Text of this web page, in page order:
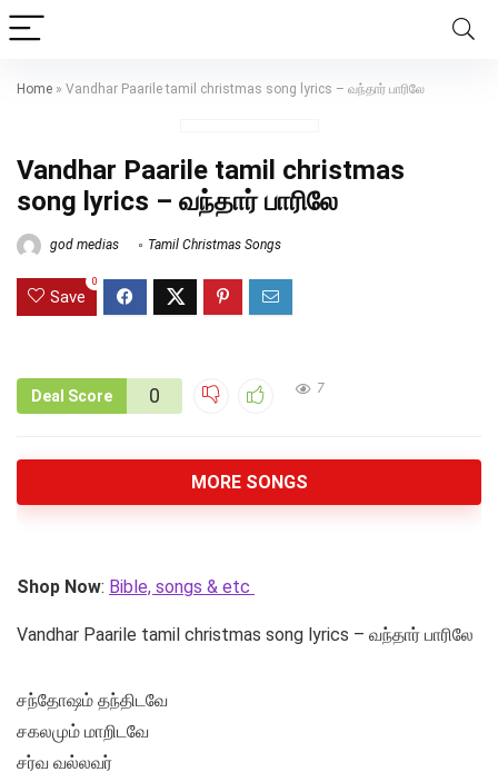
Home » Vandhar Paarile tamil christmas song lyrics – வந்தார் பாரிலே
Vandhar Paarile tamil christmas
song lyrics – வந்தார் பாரிலே
god medias Tamil Christmas Songs
Save
0
Deal Score 0 7
MORE SONGS
Shop Now: Bible, songs & etc
Vandhar Paarile tamil christmas song lyrics – வந்தார் பாரிலே
சந்தோஷம் தந்திடவே
சகலமும் மாறிடவே
சர்வ வல்லவர்